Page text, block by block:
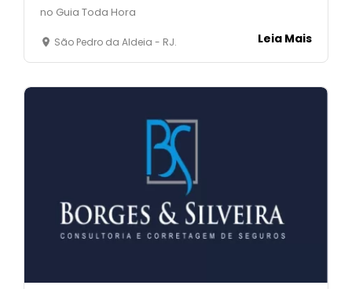
no Guia Toda Hora
São Pedro da Aldeia - RJ. Leia Mais